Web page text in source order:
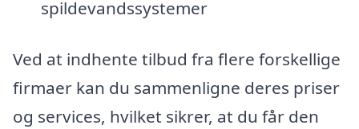
spildevandssystemer
Ved at indhente tilbud fra flere forskellige
firmaer kan du sammenligne deres priser
og services, hvilket sikrer, at du får den